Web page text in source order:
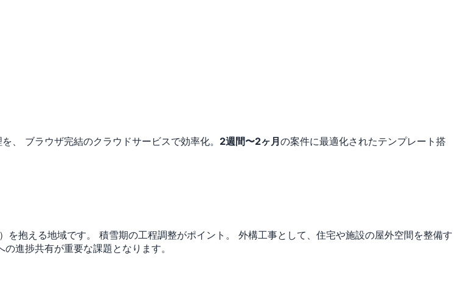
、 ブラウザ完結のクラウドサービスで効率化。 2週間〜2ヶ月の案件に最適化されたテンプレート搭
を抱える地域です。 積雪期の工程調整がポイント。
外構工事として、住宅や施設の屋外空間を整備す
進捗共有が重要な課題となります。